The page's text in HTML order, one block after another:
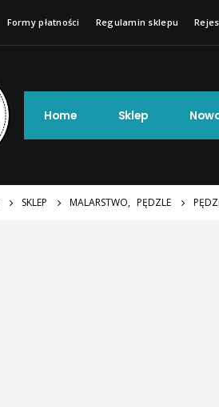
Formy płatności Regulamin sklepu
Home Sklep
SKLEP MALARSTWO, PĘDZLE